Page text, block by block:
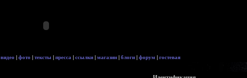
видео | фото | тексты | пресса | ссылки | магазин | блоги | форум | гостевая